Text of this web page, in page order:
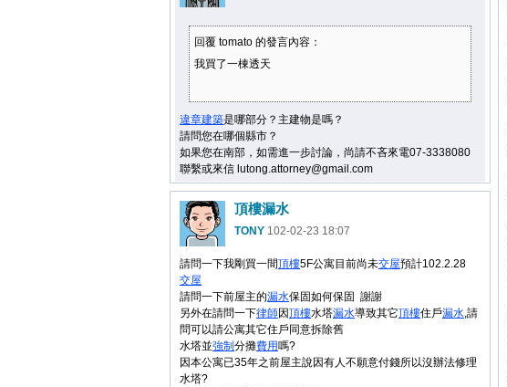
回覆 tomato 的發言內容：
我買了一棟透天
違章建築是哪部分？主建物是嗎？
請問您在哪個縣市？
如果您在南部，如需進一步討論，尚請不吝來電07-3338080
聯繫或來信 lutong.attorney@gmail.com
頂樓漏水
TONY 102-02-23 18:07
請問一下我剛買一間頂樓5F公寓目前尚未交屋預計102.2.28
交屋
請問一下前屋主的漏水保固如何保固 謝謝
另外在請問一下律師因頂樓水塔漏水導致其它頂樓住戶漏水,請
問可以請公寓其它住戶同意拆除舊
水塔並強制 分攤費用嗎?
因本公寓已35年之前屋主說因有人不願意付錢所以沒辦法修理
水塔?